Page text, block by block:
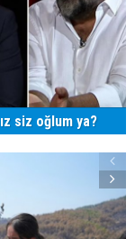
siz oğlum ya?